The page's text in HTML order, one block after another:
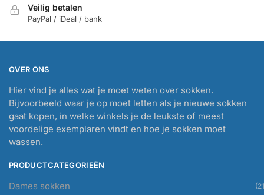
Veilig betalen
PayPal / iDeal / bank
OVER ONS
Hier vind je alles wat je moet weten over sokken.
Bijvoorbeeld waar je op moet letten als je nieuwe sokken
gaat kopen, in welke winkels je de leukste of meest
voordelige exemplaren vindt en hoe je sokken moet
wassen.
PRODUCTCATEGORIEËN
Dames sokken